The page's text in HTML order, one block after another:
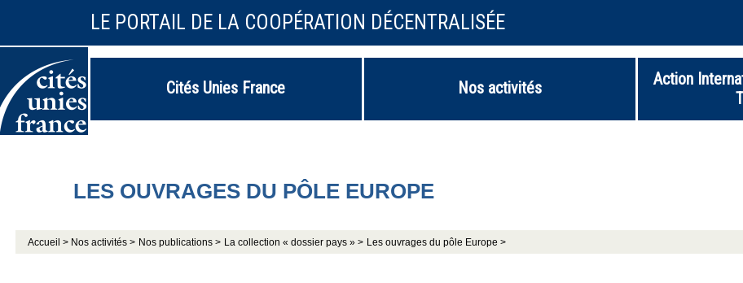
LE PORTAIL DE LA COOPÉRATION DÉCENTRALISÉE
Cités Unies France Nos activités
Action
LES OUVRAGES DU PÔLE EUROPE
Accueil > Nos activités > Nos publications > La collection « dossier pays » > Les ouvrages du pôle Europe >